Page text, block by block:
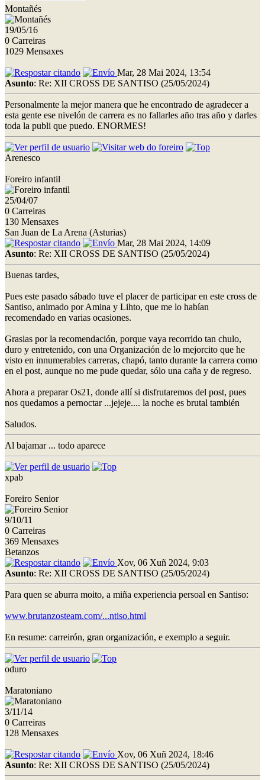
Montañés
19/05/16
0 Carreiras
1029 Mensaxes
Mar, 28 Mai 2024, 13:54
Asunto: Re: XII CROSS DE SANTISO (25/05/2024)
Personalmente la mejor manera que he encontrado de agradecer a
esta gente ese nivelón de carrera es no fallarles año tras año y darles
toda la publi que puedo. ENORMES!
Arenesco
Foreiro infantil
25/04/07
0 Carreiras
130 Mensaxes
San Juan de La Arena (Asturias)
Mar, 28 Mai 2024, 14:09
Asunto: Re: XII CROSS DE SANTISO (25/05/2024)
Buenas tardes,
Pues este pasado sábado tuve el placer de participar en este cross de
Santiso, animado por Amina y Lihto, que me lo habían
recomendado en varias ocasiones.
Grasias por la recomendación, porque vaya recorrido tan chulo,
duro y entretenido, con una Organización de lo mejorcito que he
visto en innumerables carreras, chapó, tanto durante la carrera como
en el post, aunque no me pude quedar, sólo una caña y de regreso.
Ahora a preparar Os21, donde allí si disfrutaremos del post, pues
nos quedamos a pernoctar ...jejeje.... la noche es brutal también
Saludos.
Al bajamar ... todo aparece
xpab
Foreiro Senior
9/10/11
0 Carreiras
369 Mensaxes
Betanzos
Xov, 06 Xuñ 2024, 9:03
Asunto: Re: XII CROSS DE SANTISO (25/05/2024)
Para quen se aburra moito, a miña experiencia persoal en Santiso:
www.brutanzosteam.com/...ntiso.html
En resume: carreirón, gran organización, e exemplo a seguir.
oduro
Maratoniano
3/11/14
0 Carreiras
128 Mensaxes
Xov, 06 Xuñ 2024, 18:46
Asunto: Re: XII CROSS DE SANTISO (25/05/2024)